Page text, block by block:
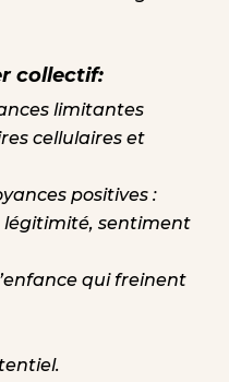
collectif:
limitantes
cellulaires et
positives :
légitimité, sentiment
qui freinent